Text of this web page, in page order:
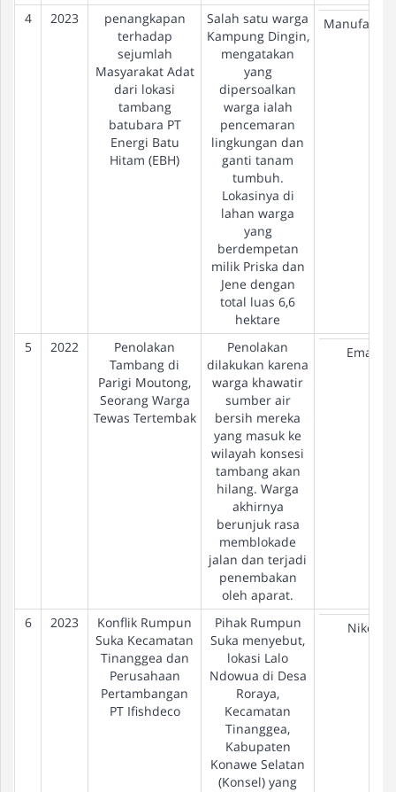
4 2023
penangkapan
terhadap
sejumlah
Masyarakat Adat
dari lokasi
tambang
batubara PT
Energi Batu
Hitam (EBH)
Salah satu warga
Kampung Dingin,
mengatakan
yang
dipersoalkan
warga ialah
pencemaran
lingkungan dan
ganti tanam
tumbuh.
Lokasinya di
lahan warga
yang
berdempetan
milik Priska dan
Jene dengan
total luas 6,6
hektare
5 2022
Penolakan
Tambang di
Parigi Moutong,
Seorang Warga
Tewas Tertembak
Penolakan
dilakukan karena
warga khawatir
sumber air
bersih mereka
yang masuk ke
wilayah konsesi
tambang akan
hilang. Warga
akhirnya
berunjuk rasa
memblokade
jalan dan terjadi
penembakan
oleh aparat.
Emas
6 2023
Konflik Rumpun
Suka Kecamatan
Tinanggea dan
Perusahaan
Pertambangan
PT Ifishdeco
Pihak Rumpun
Suka menyebut,
lokasi Lalo
Ndowua di Desa
Roraya,
Kecamatan
Tinanggea,
Kabupaten
Konawe Selatan
(Konsel) yang
Nikel